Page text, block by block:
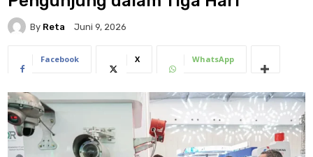
By Reta Juni 9, 2026
Facebook X WhatsApp